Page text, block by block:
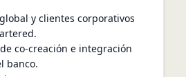
y clientes corporativos
co-creación e integración
banco.